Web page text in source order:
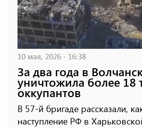
10 мая, 2026 - 16:38
За два года в
уничтожила более 18
оккупантов
В 57-й бригаде рассказали,
наступление РФ в